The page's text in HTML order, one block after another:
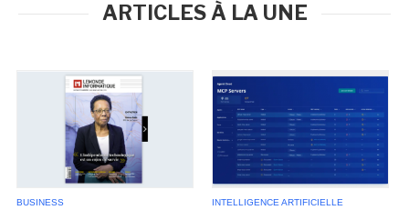
ARTICLES À LA UNE
BUSINESS INTELLIGENCE ARTIFICIELLE